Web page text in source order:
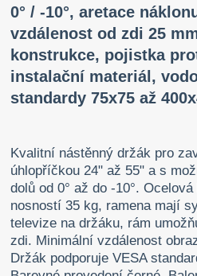
0° / -10°, aretace
vzdálenost od zdi 25
konstrukce, pojistka
instalační materiál,
standardy 75x75 až
Kvalitní nástěnný držák pro
úhlopříčkou 24" až 55" a s
dolů od 0° až do -10°.
nosností 35 kg, ramena mají
televize na držáku, rám
zdi. Minimální vzdálenost
Držák podporuje VESA